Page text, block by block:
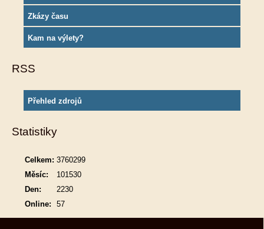
Zkázy času
Kam na výlety?
RSS
Přehled zdrojů
Statistiky
Online: 57
Celkem: 3760299
Měsíc:
101530
Den:
2230